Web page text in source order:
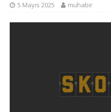
5 Mayıs 2025 muhabir